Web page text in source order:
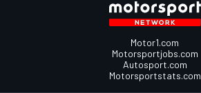
Motor1.com
Motorsportjobs.com
Autosport.com
Motorsportstats.com